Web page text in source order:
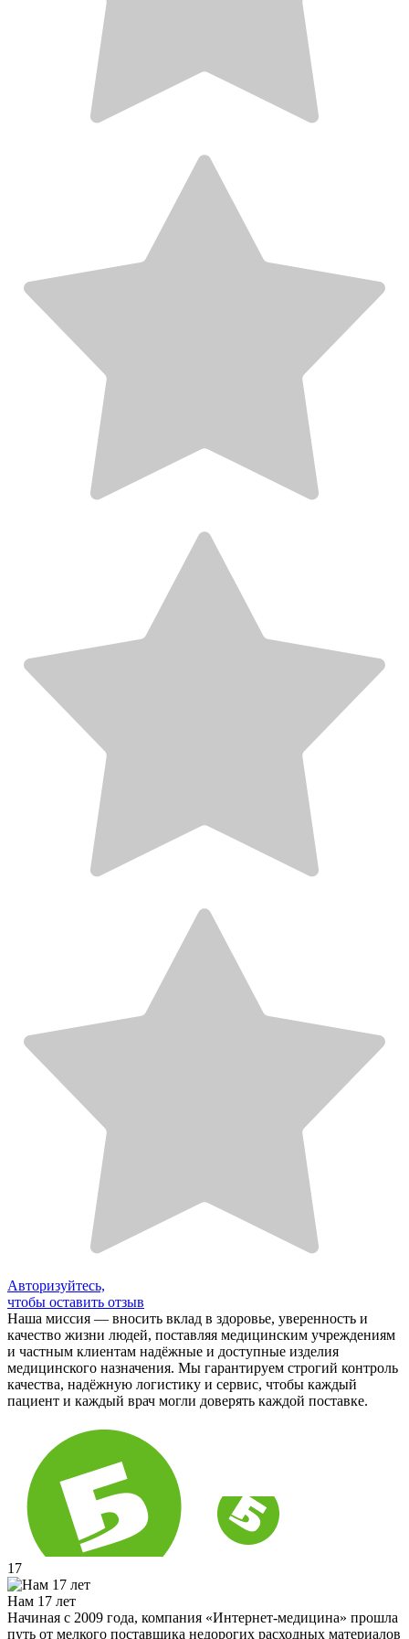
Авторизуйтесь,
чтобы оставить отзыв
Наша миссия — вносить вклад в здоровье, уверенность и
качество жизни людей, поставляя медицинским учреждениям
и частным клиентам надёжные и доступные изделия
медицинского назначения. Мы гарантируем строгий контроль
качества, надёжную логистику и сервис, чтобы каждый
пациент и каждый врач могли доверять каждой поставке.
17
Нам 17 лет
Начиная с 2009 года, компания «Интернет-медицина» прошла
путь от мелкого поставщика недорогих расходных материалов